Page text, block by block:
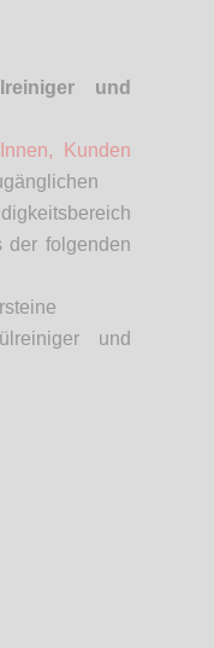
und
, Kunden
der folgenden
und